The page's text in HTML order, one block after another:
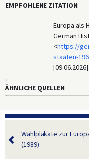
EMPFOHLENE ZITATION
Europa als
German
<https://
staaten-
[09.06.2026].
ÄHNLICHE QUELLEN
Wahlplakate zur
(1989)